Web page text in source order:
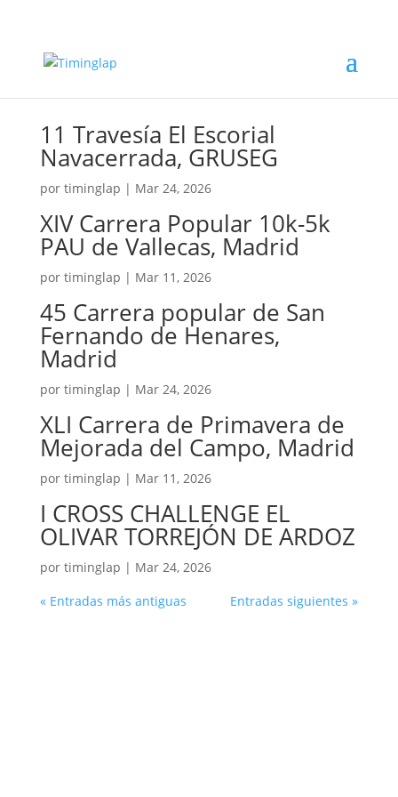
11 Travesía El Escorial
Navacerrada, GRUSEG
por timinglap | Mar 24, 2026
XIV Carrera Popular 10k-5k
PAU de Vallecas, Madrid
por timinglap | Mar 11, 2026
45 Carrera popular de San
Fernando de Henares,
Madrid
por timinglap | Mar 24, 2026
XLI Carrera de Primavera de
Mejorada del Campo, Madrid
por timinglap | Mar 11, 2026
I CROSS CHALLENGE EL
OLIVAR TORREJÓN DE ARDOZ
por timinglap | Mar 24, 2026
« Entradas más antiguas
Entradas siguientes »